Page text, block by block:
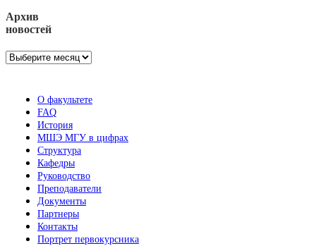
Архив
новостей
Архив
О факультете
FAQ
История
МШЭ МГУ в цифрах
Структура
Кафедры
Руководство
Преподаватели
Документы
Партнеры
Контакты
Портрет первокурсника